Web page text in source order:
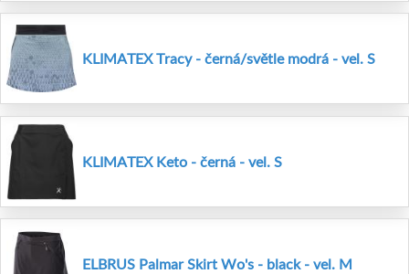
KLIMATEX Tracy - černá/světle modrá - vel. S
KLIMATEX Keto - černá - vel. S
ELBRUS Palmar Skirt Wo's - black - vel. M